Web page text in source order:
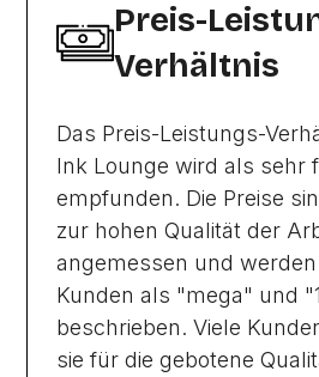
Preis-
Verhältnis
Das Preis-Leistungs-
Ink Lounge wird als sehr
empfunden. Die Preise
zur hohen Qualität der
angemessen und
Kunden als "mega" und
beschrieben. Viele
sie für die gebotene